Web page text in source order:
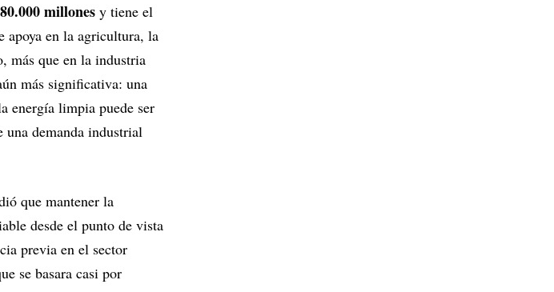
millones y tiene el
apoya en la agricultura, la
más que en la industria
más significativa: una
energía limpia puede ser
una demanda industrial
que mantener la
desde el punto de vista
previa en el sector
se basara casi por